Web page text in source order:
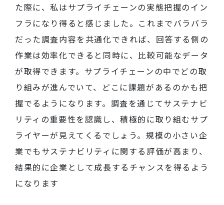
た際に、私はサプライチェーンの実態把握のイン
フラになり得ると感じました。これまでバラバラ
だった調査内容を共通化できれば、回答する側の
作業は効率化できると同時に、比較可能なデータ
が取得できます。サプライチェーンの中でどの取
り組みが進んでいて、どこに課題があるのかも把
握でるようになります。 調査を通じてサステナビ
リティの重要性を認識し、積極的に取り組むサプ
ライヤーが見えてくるでしょう。規模の小さい企
業でもサステナビリティに関する評価が高まり、
結果的に企業として成長するチャンスを得るよう
になります